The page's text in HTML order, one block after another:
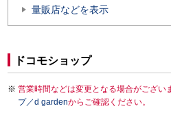
量販店などを表示
ドコモショップ
営業時間などは変更となる場合がござい
プ／d gardenからご確認ください。